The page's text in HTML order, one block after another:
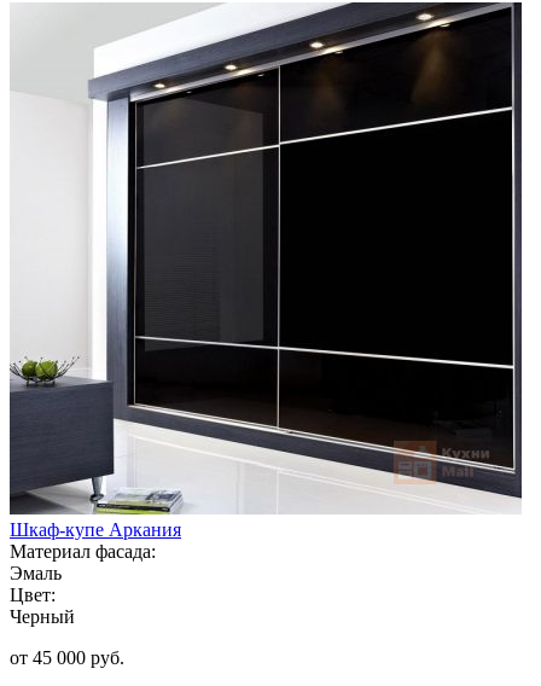
Шкаф-купе Аркания
Материал фасада:
Эмаль
Цвет:
Черный
от 45 000 руб.